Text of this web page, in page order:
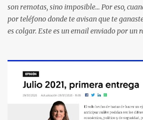
son remotas, sino imposible... Por eso,
por teléfono donde te avisan que te
es colgar. Este es un email enviado por un
HOY POR LA MAÑANA RECIBI UNA
QUE ME HABIA GANADO UNA CAMARA
CELULAR QUE LO FUERA A RECOGER A
QUE MASTER CARD ME LO HABIA